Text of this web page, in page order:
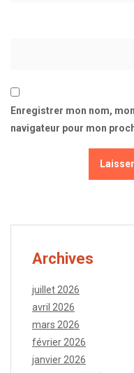
Enregistrer mon nom,
navigateur pour mon
Archives
juillet 2026
avril 2026
mars 2026
février 2026
janvier 2026